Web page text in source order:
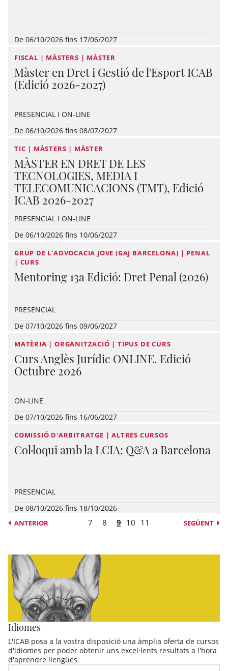
De 06/10/2026 fins 17/06/2027
FISCAL | MÀSTERS | MÀSTER
Màster en Dret i Gestió de l'Esport ICAB
(Edició 2026-2027)
PRESENCIAL I ON-LINE
De 06/10/2026 fins 08/07/2027
TIC | MÀSTERS | MÀSTER
MÀSTER EN DRET DE LES
TECNOLOGIES, MEDIA I
TELECOMUNICACIONS (TMT), Edició
ICAB 2026-2027
PRESENCIAL I ON-LINE
De 06/10/2026 fins 10/06/2027
GRUP DE L'ADVOCACIA JOVE (GAJ BARCELONA) | PENAL
| CURS
Mentoring 13a Edició: Dret Penal (2026)
PRESENCIAL
De 07/10/2026 fins 09/06/2027
MATÈRIA | ORGANITZACIÓ | TIPUS DE CURS
Curs Anglès Jurídic ONLINE. Edició
Octubre 2026
ON-LINE
De 07/10/2026 fins 16/06/2027
COMISSIÓ D'ARBITRATGE | ALTRES CURSOS
Col·loqui amb la LCIA: Q&A a Barcelona
PRESENCIAL
De 08/10/2026 fins 18/10/2026
ANTERIOR 7 8 9 10 11 SEGÜENT
Idiomes
L'ICAB posa a la vostra disposició una àmplia oferta de cursos
d'idiomes per poder obtenir uns excel·lents resultats a l'hora
d'aprendre llengües.